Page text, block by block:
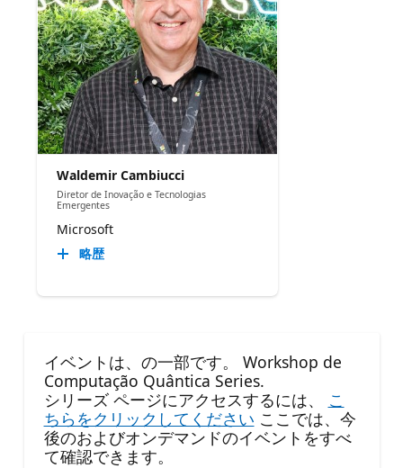
Waldemir Cambiucci
Diretor de Inovação e Tecnologias
Emergentes
Microsoft
略歴
イベントは、の一部です。 Workshop de
Computação Quântica Series.
シリーズ ページにアクセスするには、
こ
ちらをクリックしてください ここでは、今
後のおよびオンデマンドのイベントをすべ
て確認できます。